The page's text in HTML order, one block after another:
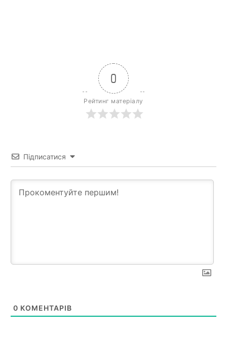
0
Рейтинг матеріалу
Підписатися
0 КОМЕНТАРІВ